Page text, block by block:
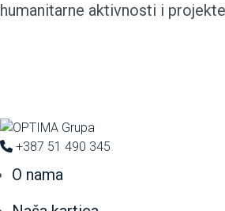
humanitarne aktivnosti i
+387 51 490 345
O nama